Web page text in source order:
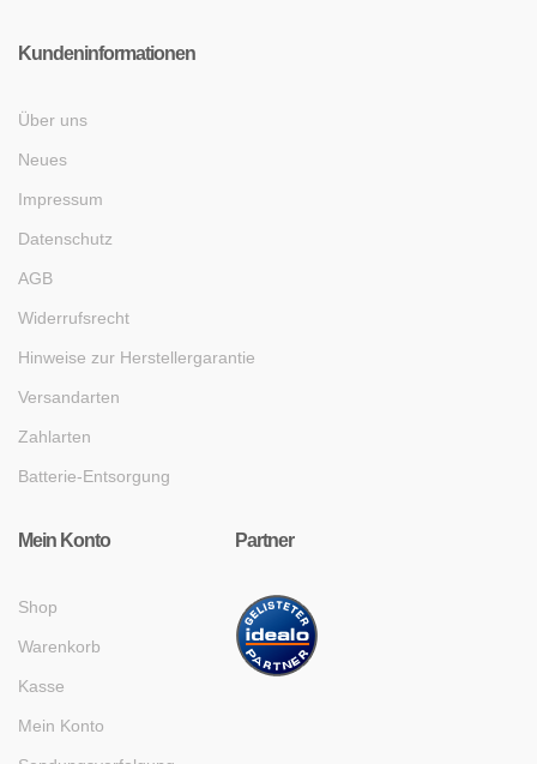
Kundeninformationen
Über uns
Neues
Impressum
Datenschutz
AGB
Widerrufsrecht
Hinweise zur Herstellergarantie
Versandarten
Zahlarten
Batterie-Entsorgung
Mein Konto
Shop
Warenkorb
Kasse
Mein Konto
Partner